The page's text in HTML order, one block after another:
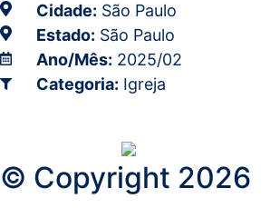
Cidade: São Paulo
Estado: São Paulo
Ano/Mês: 2025/02
Categoria: Igreja
© Copyright 2026